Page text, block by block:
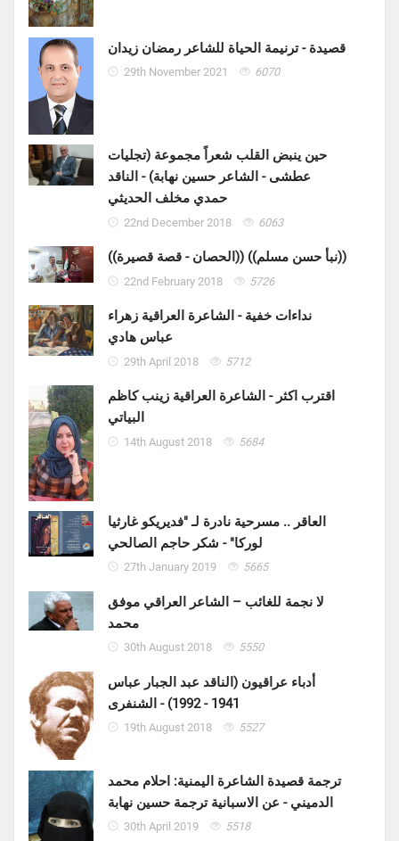
قصيدة - ترنيمة الحياة للشاعر رمضان زيدان
29th November 2021 6070
حين ينبض القلب شعراً مجموعة (تجليات
عطشى - الشاعر حسين نهابة) - الناقد
حمدي مخلف الحديثي
22nd December 2018 6063
((الحصان - قصة قصيرة)) ((نبأ حسن مسلم))
22nd February 2018 5726
نداءات خفية - الشاعرة العراقية زهراء
عباس هادي
29th April 2018 5712
اقترب اكثر - الشاعرة العراقية زينب كاظم
البياتي
14th August 2018 5684
العاقر .. مسرحية نادرة لـ "فديريكو غارثيا
لوركا" - شكر حاجم الصالحي
27th January 2019 5665
لا نجمة للغائب – الشاعر العراقي موفق
محمد
30th August 2018 5550
أدباء عراقيون (الناقد عبد الجبار عباس
1941 - 1992) - الشنفرى
19th August 2018 5527
ترجمة قصيدة الشاعرة اليمنية: احلام محمد
الدميني - عن الاسبانية ترجمة حسين نهابة
30th April 2019 5518